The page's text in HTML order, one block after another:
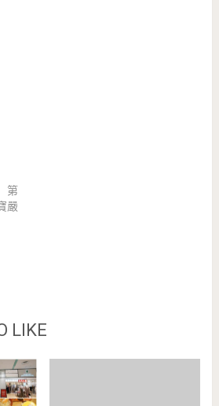
第
嚴
LIKE